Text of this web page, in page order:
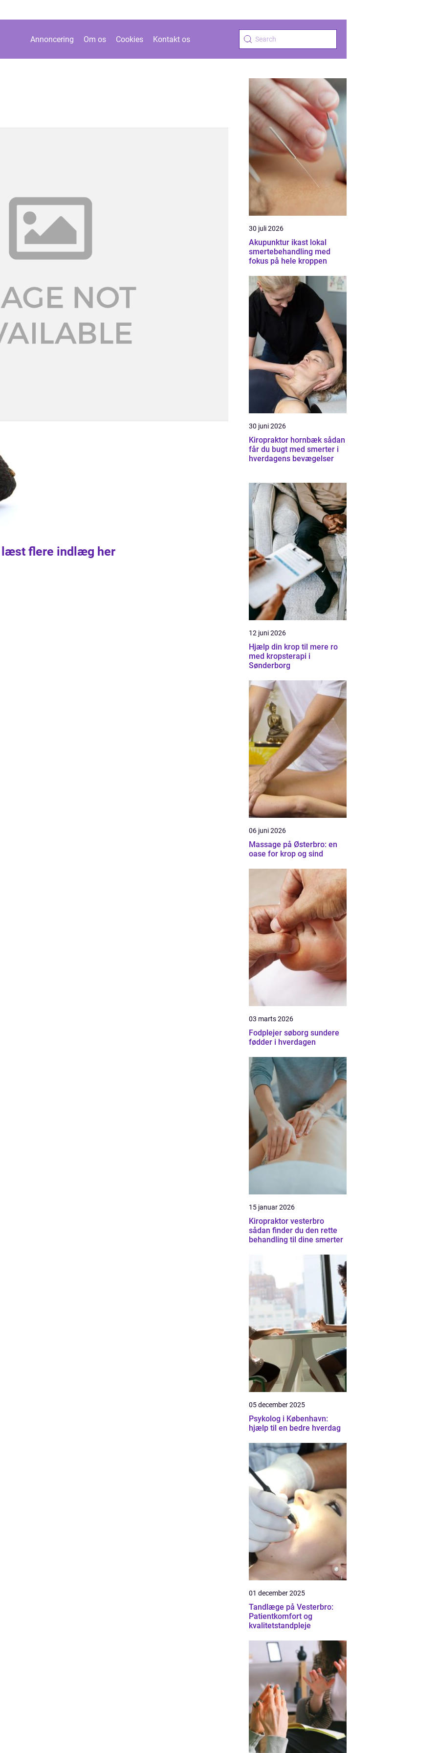
Annoncering Om os Cookies Kontakt os
læst flere indlæg her
30 juli 2026
Akupunktur ikast lokal
smertebehandling med
fokus på hele kroppen
30 juni 2026
Kiropraktor hornbæk sådan
får du bugt med smerter i
hverdagens bevægelser
12 juni 2026
Hjælp din krop til mere ro
med kropsterapi i
Sønderborg
06 juni 2026
Massage på Østerbro: en
oase for krop og sind
03 marts 2026
Fodplejer søborg sundere
fødder i hverdagen
15 januar 2026
Kiropraktor vesterbro
sådan finder du den rette
behandling til dine smerter
05 december 2025
Psykolog i København:
hjælp til en bedre hverdag
01 december 2025
Tandlæge på Vesterbro:
Patientkomfort og
kvalitetstandpleje